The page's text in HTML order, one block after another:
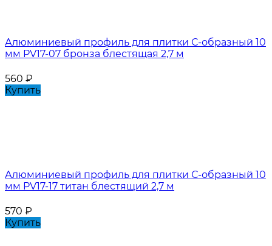
Алюминиевый профиль для плитки С-образный 10
мм PV17-07 бронза блестящая 2,7 м
560 ₽
Купить
Алюминиевый профиль для плитки С-образный 10
мм PV17-17 титан блестящий 2,7 м
570 ₽
Купить